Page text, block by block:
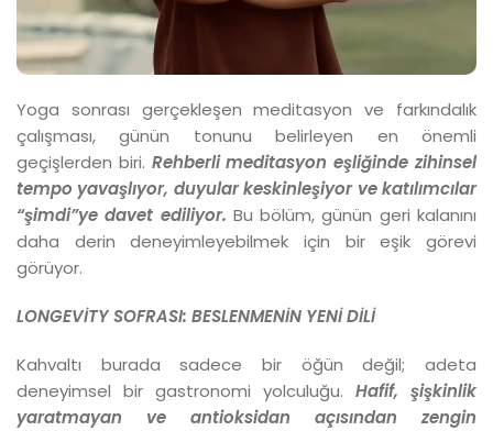
Yoga sonrası gerçekleşen meditasyon ve farkındalık
çalışması, günün tonunu belirleyen en önemli
geçişlerden biri. Rehberli meditasyon eşliğinde zihinsel
tempo yavaşlıyor, duyular keskinleşiyor ve katılımcılar
“şimdi”ye davet ediliyor. Bu bölüm, günün geri kalanını
daha derin deneyimleyebilmek için bir eşik görevi
görüyor.
LONGEVİTY SOFRASI: BESLENMENİN YENİ DİLİ
Kahvaltı burada sadece bir öğün değil; adeta
deneyimsel bir gastronomi yolculuğu. Hafif, şişkinlik
yaratmayan ve antioksidan açısından zengin